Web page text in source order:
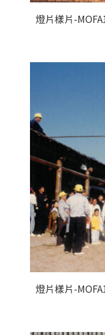
燈片樣片-
燈片樣片-